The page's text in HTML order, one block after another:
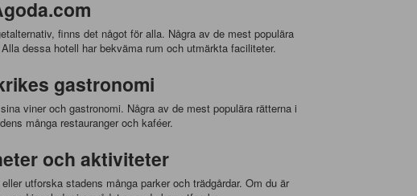
finns det något för alla. Några av de mest populära
dessa hotell har bekväma rum och utmärkta faciliteter.
gastronomi
viner och gastronomi. Några av de mest populära rätterna i
många restauranger och kaféer.
och aktiviteter
utforska stadens många parker och trädgårdar. Om du är